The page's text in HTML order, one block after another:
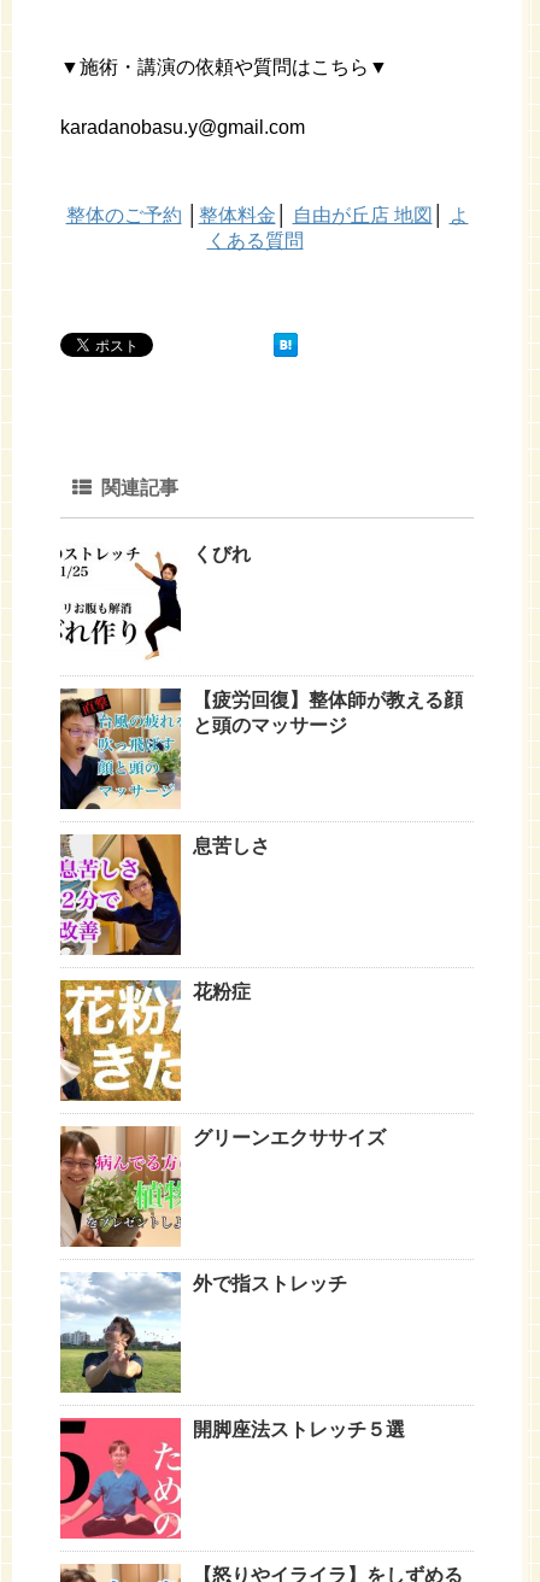
▼施術・講演の依頼や質問はこちら▼
karadanobasu.y@gmail.com
整体のご予約 整体料金 自由が丘店 地図
よ
くある質問
関連記事
くびれ
【疲労回復】整体師が教える顔
と頭のマッサージ
息苦しさ
花粉症
グリーンエクササイズ
外で指ストレッチ
開脚座法ストレッチ５選
【怒りやイライラ】をしずめる